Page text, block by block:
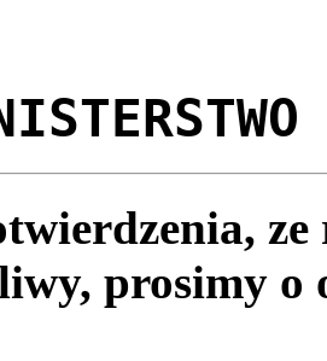
prosimy o